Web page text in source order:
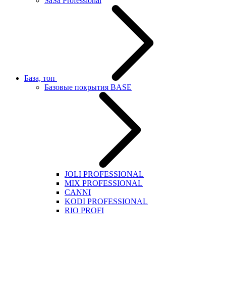
База, топ
Базовые покрытия BASE
JOLI PROFESSIONAL
MIX PROFESSIONAL
CANNI
KODI PROFESSIONAL
RIO PROFI